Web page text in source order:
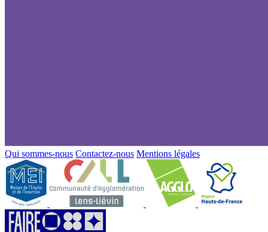
Qui sommes-nous Contactez-nous Mentions légales